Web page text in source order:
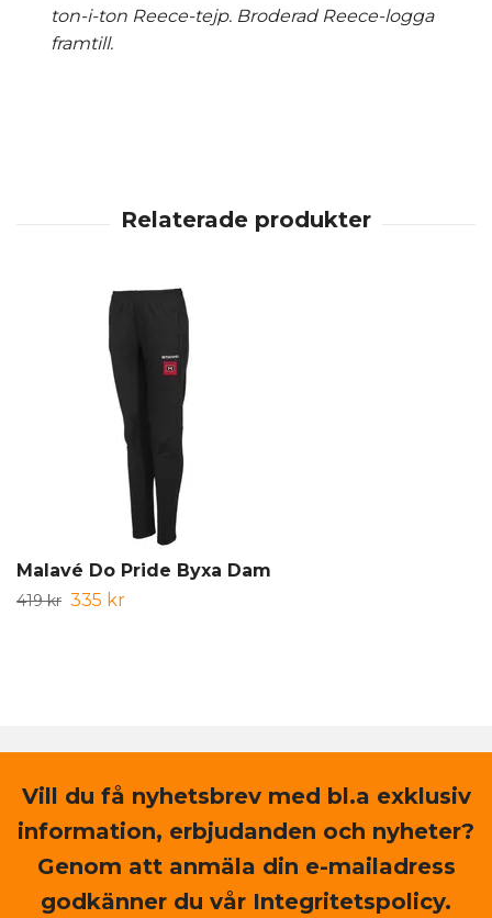
ton-i-ton Reece-tejp. Broderad Reece-logga
framtill.
Malavé Do Pride Byxa Dam
419 kr 335 kr
Vill du få nyhetsbrev med bl.a exklusiv
information, erbjudanden och nyheter?
Genom att anmäla din e-mailadress
godkänner du vår Integritetspolicy.